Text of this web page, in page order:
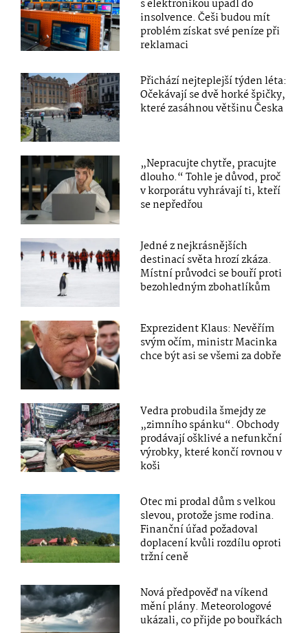
s elektronikou upadl do
insolvence. Češi budou mít
problém získat své peníze při
reklamaci
Přichází nejteplejší týden léta:
Očekávají se dvě horké špičky,
které zasáhnou většinu Česka
„Nepracujte chytře, pracujte
dlouho.“ Tohle je důvod, proč
v korporátu vyhrávají ti, kteří
se nepředřou
Jedné z nejkrásnějších
destinací světa hrozí zkáza.
Místní průvodci se bouří proti
bezohledným zbohatlíkům
Exprezident Klaus: Nevěřím
svým očím, ministr Macinka
chce být asi se všemi za dobře
Vedra probudila šmejdy ze
„zimního spánku“. Obchody
prodávají ošklivé a nefunkční
výrobky, které končí rovnou v
koši
Otec mi prodal dům s velkou
slevou, protože jsme rodina.
Finanční úřad požadoval
doplacení kvůli rozdílu oproti
tržní ceně
Nová předpověď na víkend
mění plány. Meteorologové
ukázali, co přijde po bouřkách